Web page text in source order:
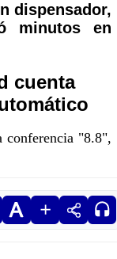
dispensador,
minutos en
cuenta
conferencia "8.8",